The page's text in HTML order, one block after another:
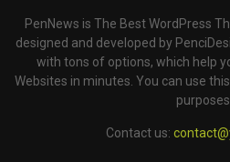
PenNews is The Best WordPress
designed and developed by
with tons of options, which help
Websites in minutes. You can use
purposes.
Contact us: